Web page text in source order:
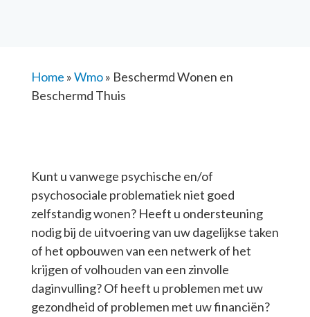
Home »Wmo» Beschermd Wonen en
Beschermd Thuis
Kunt u vanwege psychische en/of
psychosociale problematiek niet goed
zelfstandig wonen? Heeft u ondersteuning
nodig bij de uitvoering van uw dagelijkse taken
of het opbouwen van een netwerk of het
krijgen of volhouden van een zinvolle
daginvulling? Of heeft u problemen met uw
gezondheid of problemen met uw financiën?